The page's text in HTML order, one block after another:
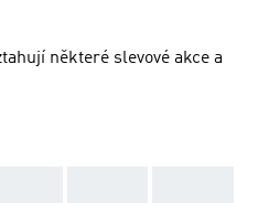
některé slevové akce a